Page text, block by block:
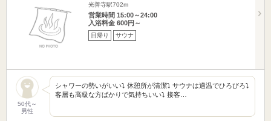
光善寺駅702m
営業時間 15:00～24:00
入浴料金 600円～
日帰り サウナ
50代～
男性
シャワーの勢いがいい⤵︎ 休憩所が清潔⤵︎ サウナは適温でひろびろ⤵︎
客層も高級な方ばかりで気持ちいい⤵︎ 接客…